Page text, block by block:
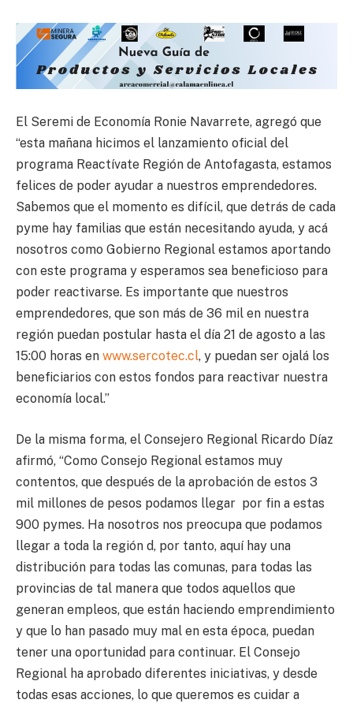
El Seremi de Economía Ronie Navarrete, agregó que
“esta mañana hicimos el lanzamiento oficial del
programa Reactívate Región de Antofagasta, estamos
felices de poder ayudar a nuestros emprendedores.
Sabemos que el momento es difícil, que detrás de cada
pyme hay familias que están necesitando ayuda, y acá
nosotros como Gobierno Regional estamos aportando
con este programa y esperamos sea beneficioso para
poder reactivarse. Es importante que nuestros
emprendedores, que son más de 36 mil en nuestra
región puedan postular hasta el día 21 de agosto a las
15:00 horas en www.sercotec.cl, y puedan ser ojalá los
beneficiarios con estos fondos para reactivar nuestra
economía local.”
De la misma forma, el Consejero Regional Ricardo Díaz
afirmó, “Como Consejo Regional estamos muy
contentos, que después de la aprobación de estos 3
mil millones de pesos podamos llegar por fin a estas
900 pymes. Ha nosotros nos preocupa que podamos
llegar a toda la región d, por tanto, aquí hay una
distribución para todas las comunas, para todas las
provincias de tal manera que todos aquellos que
generan empleos, que están haciendo emprendimiento
y que lo han pasado muy mal en esta época, puedan
tener una oportunidad para continuar. El Consejo
Regional ha aprobado diferentes iniciativas, y desde
todas esas acciones, lo que queremos es cuidar a